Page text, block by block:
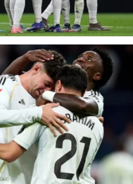
du Real Madrid
!
match, le Real Madrid va
et a annoncé ce mardi
pour jouer contre le